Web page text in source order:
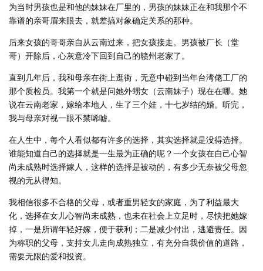
为当时男孩也是和他的妹妹在厂里的，男孩的妹妹正在和我那个不
靠谱的亲哥眉来眼去，就差搞对象确定关系的那种。
后来女孩的哥哥亲自从云南过来，把女孩接走。男孩被厂长（堂
哥）开除后，心灰意冷下回到自己的赣州老家了。
直到几年后，我和母亲在街上逛街，无意中碰到当年台湾佬工厂的
那个质检员。我第一个就是问她外甥女（云南妹子）现在在哪。她
说在云南老家，嫁给本地人，生了三个娃，十七岁结的婚。听完，
我与母亲对视一眼不禁唏嘘。
在人生中，每个人看似都有许多的选择，其实选择就是没得选择。
谁能知道自己的选择就是一生最为正确的呢？一个女孩在自己心智
尚未成熟时选择嫁人，这样的选择是被动的，有多少无奈被父母忽
视的无从得知。
我相信很多不合格的父母，或者重男轻女的家庭，为了利益最大
化，选择在女儿心智尚未成熟，也未在社会上立足时，尽快把她嫁
掉，一是所谓年轻好嫁，便于获利；二是减少付出，逃避责任。因
为称职的父母，支持女儿走向成熟独立，有充分自我价值的道路，
需要无限的爱和投资。